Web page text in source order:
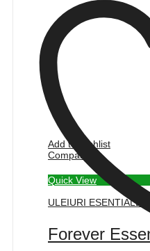
Add to wishlist
Compare
Quick View
ULEIURI ESENTIALE
Forever